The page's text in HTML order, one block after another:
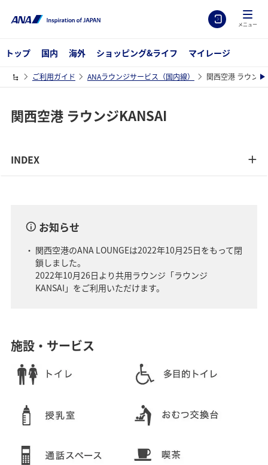
メニュー
トップ 国内 海外 ショッピング&ライフ マイレージ
ご利用ガイド ANAラウンジサービス（国内線） 関西空港 ラウンジ
関西空港 ラウンジKANSAI
INDEX
お知らせ
関西空港のANA LOUNGEは2022年10月25日をもって閉
鎖しました。
2022年10月26日より共用ラウンジ「ラウンジ
KANSAI」をご利用いただけます。
施設・サービス